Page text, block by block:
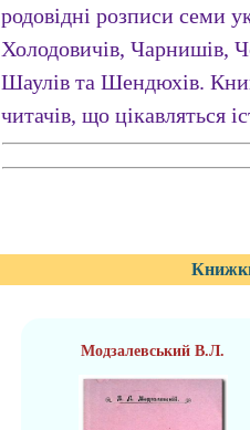
родовідні розписи семи
Холодовичів, Чарнишів,
Шаулів та Шендюхів.
читачів, що цікавляться
Модзалевський В.Л.